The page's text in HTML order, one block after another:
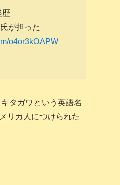
歴
が担った
o4or3kOAPW
タガワという英語名
リカ人につけられた